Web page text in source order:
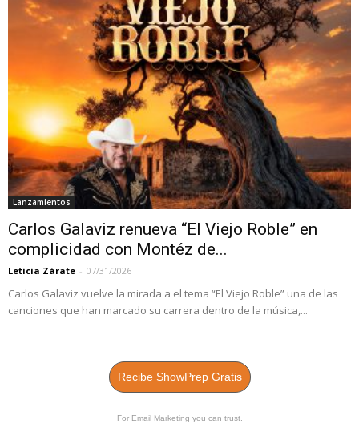
Lanzamientos
Carlos Galaviz renueva “El Viejo Roble” en
complicidad con Montéz de...
Leticia Zárate - 07/31/2026
Carlos Galaviz vuelve la mirada a el tema “El Viejo Roble” una de las
canciones que han marcado su carrera dentro de la música,...
Recibe ShowPrep Gratis
For Email Marketing you can trust.